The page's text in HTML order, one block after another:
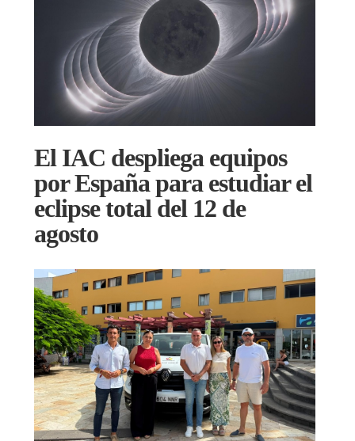
El IAC despliega equipos
por España para estudiar el
eclipse total del 12 de
agosto